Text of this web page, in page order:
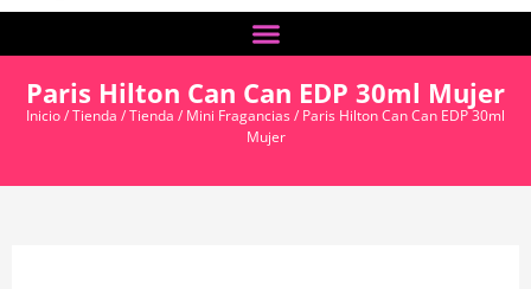
Paris Hilton Can Can EDP 30ml Mujer
Inicio/Tienda /Tienda / Mini Fragancias/ Paris Hilton Can Can EDP 30ml
Mujer